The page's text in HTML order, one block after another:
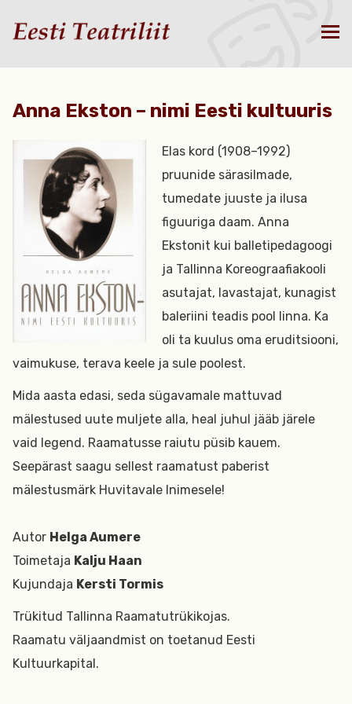
Anna Ekston – nimi Eesti kultuuris
Elas kord (1908–1992)
pruunide särasilmade,
tumedate juuste ja ilusa
figuuriga daam. Anna
Ekstonit kui balletipedagoogi
ja Tallinna Koreograafiakooli
asutajat, lavastajat, kunagist
baleriini teadis pool linna. Ka
oli ta kuulus oma eruditsiooni,
vaimukuse, terava keele ja sule poolest.
Mida aasta edasi, seda sügavamale mattuvad
mälestused uute muljete alla, heal juhul jääb järele
vaid legend. Raamatusse raiutu püsib kauem.
Seepärast saagu sellest raamatust paberist
mälestusmärk Huvitavale Inimesele!
Autor Helga Aumere
Toimetaja Kalju Haan
Kujundaja Kersti Tormis
Trükitud Tallinna Raamatutrükikojas.
Raamatu väljaandmist on toetanud Eesti
Kultuurkapital.